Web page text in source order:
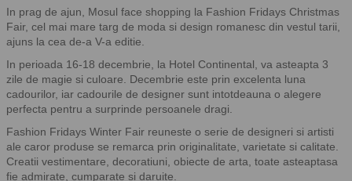
In prag de ajun, Mosul face shopping la Fashion Fridays Christmas
Fair, cel mai mare targ de moda si design romanesc din vestul tarii,
ajuns la cea de-a V-a editie.
In perioada 16-18 decembrie, la Hotel Continental, va asteapta 3
zile de magie si culoare. Decembrie este prin excelenta luna
cadourilor, iar cadourile de designer sunt intotdeauna o alegere
perfecta pentru a surprinde persoanele dragi.
Fashion Fridays Winter Fair reuneste o serie de designeri si artisti
ale caror produse se remarca prin originalitate, varietate si calitate.
Creatii vestimentare, decoratiuni, obiecte de arta, toate asteaptasa
fie admirate, cumparate si daruite.